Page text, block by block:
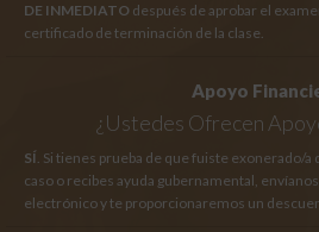
DE INMEDIATO después de aprobar el
certificado de terminación de la clase.
Apoyo
¿Ustedes Ofrecen
SÍ. Si tienes prueba de que fuiste exonerado/a
caso o recibes ayuda gubernamental,
electrónico y te proporcionaremos un